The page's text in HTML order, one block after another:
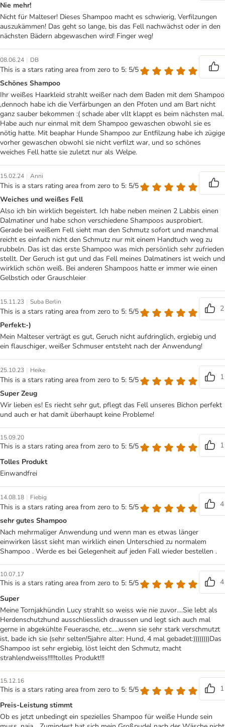
Nie mehr!
Nicht für Malteser! Dieses Shampoo macht es schwierig, Verfilzungen
auszukämmen! Das geht so lange, bis das Fell nachwächst oder in den
nächsten Bädern abgewaschen wird! Finger weg!
08.06.24 | DB
This is a stars rating area from zero to 5: 5/5
Schönes Shampoo
Ihr weißes Haarkleid strahlt weißer nach dem Baden mit dem Shampoo
,dennoch habe ich die Verfärbungen an den Pfoten und am Bart nicht
ganz sauber bekommen :( schade aber vllt klappt es beim nächsten mal.
Habe auch nur einmal mit dem Shampoo gewaschen obwohl sie es
nötig hatte. Mit beaphar Hunde Shampoo zur Entfilzung habe ich zügige
vorher gewaschen obwohl sie nicht verfilzt war, und so schönes
weiches Fell hatte sie zuletzt nur als Welpe.
15.02.24 | Anni
This is a stars rating area from zero to 5: 5/5
Weiches und weißes Fell
Also ich bin wirklich begeistert. Ich habe neben meinen 2 Labbis einen
Dalmatiner und habe schon verschiedene Shampoos ausprobiert.
Gerade bei weißem Fell sieht man den Schmutz sofort und manchmal
reicht es einfach nicht den Schmutz nur mit einem Handtuch weg zu
rubbeln. Das ist das erste Shampoo was mich persönlich sehr zufrieden
stellt. Der Geruch ist gut und das Fell meines Dalmatiners ist weich und
wirklich schön weiß. Bei anderen Shampoos hatte er immer wie einen
Gelbstich oder Grauschleier
15.11.23 | Suba Berlin
This is a stars rating area from zero to 5: 5/5
2
Perfekt:-)
Mein Malteser verträgt es gut, Geruch nicht aufdringlich, ergiebig und
ein flauschiger, weißer Schmuser entsteht nach der Anwendung!
25.10.23 | Heike
This is a stars rating area from zero to 5: 5/5
1
Super Zeug
Wir lieben es! Es riecht sehr gut, pflegt das Fell unseres Bichon perfekt
und auch er hat damit überhaupt keine Probleme!
15.09.20
This is a stars rating area from zero to 5: 5/5
1
Tolles Produkt
Einwandfrei
14.08.18 | Fiebig
This is a stars rating area from zero to 5: 5/5
4
sehr gutes Shampoo
Nach mehrmaliger Anwendung und wenn man es etwas länger
einwirken lässt sieht man wirklich einen Unterschied zu normalem
Shampoo . Werde es bei Gelegenheit auf jeden Fall wieder bestellen .
10.07.17
This is a stars rating area from zero to 5: 5/5
4
Super
Meine Tornjakhündin Lucy strahlt so weiss wie nie zuvor....Sie lebt als
Herdenschutzhund ausschliesslich draussen und legt sich auch mal
gerne in abgekühlte Feuerasche, etc.....wenn sie sehr stark verschmutzt
ist, bade ich sie (sehr selten!5jahre alter: Hund, 4 mal gebadet:))))))))Das
Shampoo ist sehr ergiebig, löst leicht den Schmutz, macht
strahlendweiss!!!!!tolles Produkt!!!
15.12.16
This is a stars rating area from zero to 5: 5/5
1
Preis-Leistung stimmt
Ob es jetzt unbedingt ein spezielles Shampoo für weiße Hunde sein